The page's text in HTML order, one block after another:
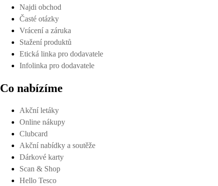
Najdi obchod
Časté otázky
Vrácení a záruka
Stažení produktů
Etická linka pro dodavatele
Infolinka pro dodavatele
Co nabízíme
Akční letáky
Online nákupy
Clubcard
Akční nabídky a soutěže
Dárkové karty
Scan & Shop
Hello Tesco